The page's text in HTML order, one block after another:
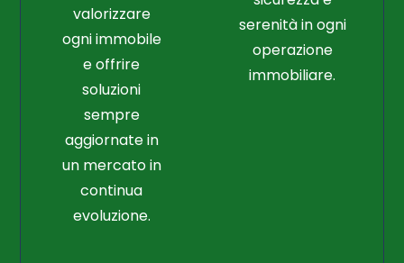
valorizzare
ogni immobile
e offrire
soluzioni
sempre
aggiornate in
un mercato in
continua
evoluzione.
serenità in ogni
operazione
immobiliare.